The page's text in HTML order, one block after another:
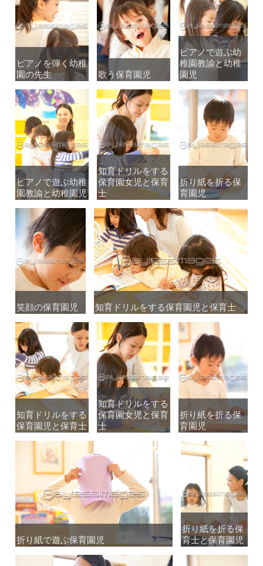
ピアノを弾く幼稚
園の先生
ピアノを弾く幼稚
園の先生
歌う保育園児
歌う保育園児
ピアノで遊ぶ幼
稚園教諭と幼稚
園児
ピアノで遊ぶ幼
稚園教諭と幼稚
園児
ピアノで遊ぶ幼稚
園教諭と幼稚園児
ピアノで遊ぶ幼稚
園教諭と幼稚園児
知育ドリルをする
保育園女児と保育
士
知育ドリルをする
保育園女児と保育
士
折り紙を折る保
育園児
折り紙を折る保
育園児
笑顔の保育園児
笑顔の保育園児 知育ドリルをする保育園児と保育士
知育ドリルをする保育園児と保育士
知育ドリルをする
保育園児と保育士
知育ドリルをする
保育園児と保育士
知育ドリルをする
保育園女児と保育
士
知育ドリルをする
保育園女児と保育
士
折り紙を折る保
育園児
折り紙を折る保
育園児
折り紙で遊ぶ保育園児
折り紙で遊ぶ保育園児
折り紙を折る保
育士と保育園児
折り紙を折る保
育士と保育園児